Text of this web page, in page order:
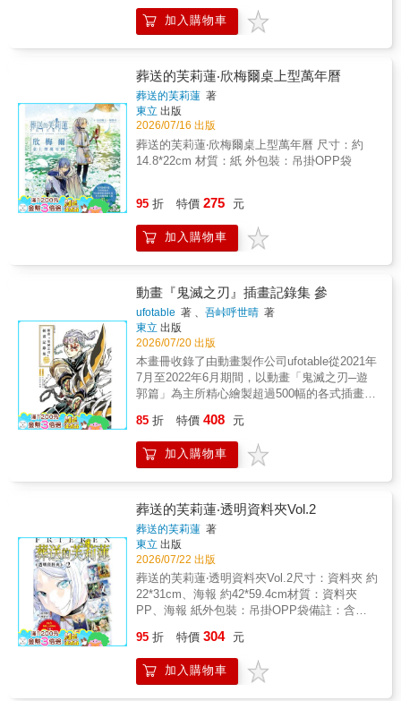
〈塵世之旅〉、〈慶典回憶〉，收錄人物立
繪、角色衣裝、官方宣傳圖、怪物圖鑑、慶典
Copyright © miHoYo. All Rights Reserved.
加入購物車
葬送的芙莉蓮‧欣梅爾桌上型萬年曆
葬送的芙莉蓮 著
東立 出版
2026/07/16 出版
葬送的芙莉蓮‧欣梅爾桌上型萬年曆 尺寸：約
14.8*22cm 材質：紙 外包裝：吊掛OPP袋
95 折 特價 275 元
加入購物車
動畫『鬼滅之刃』插畫記錄集 參
ufotable 著 、吾峠呼世晴 著
東立 出版
2026/07/20 出版
本畫冊收錄了由動畫製作公司ufotable從2021年
7月至2022年6月期間，以動畫「鬼滅之刃─遊
郭篇」為主所精心繪製超過500幅的各式插畫。
刀製作，最後還附上每幅插畫參與製作的人員
名單，讀者們在欣賞出色畫作的同時也別忘了
感謝許多幕後工作人員默默的付出與貢獻。
85 折 特價 408 元
加入購物車
葬送的芙莉蓮‧透明資料夾Vol.2
葬送的芙莉蓮 著
東立 出版
2026/07/22 出版
葬送的芙莉蓮‧透明資料夾Vol.2尺寸：資料夾 約
22*31cm、海報 約42*59.4cm材質：資料夾
PP、海報 紙外包裝：吊掛OPP袋備註：含資
95 折 特價 304 元
加入購物車